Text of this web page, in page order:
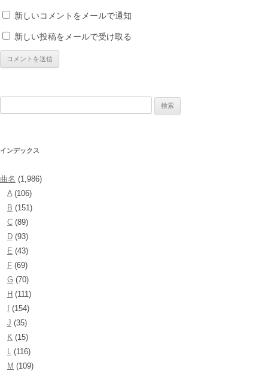
新しいコメントをメールで通知
新しい投稿をメールで受け取る
インデックス
曲名 (1,986)
A (106)
B (151)
C (89)
D (93)
E (43)
F (69)
G (70)
H (111)
(154)
J (35)
K (15)
(116)
M (109)